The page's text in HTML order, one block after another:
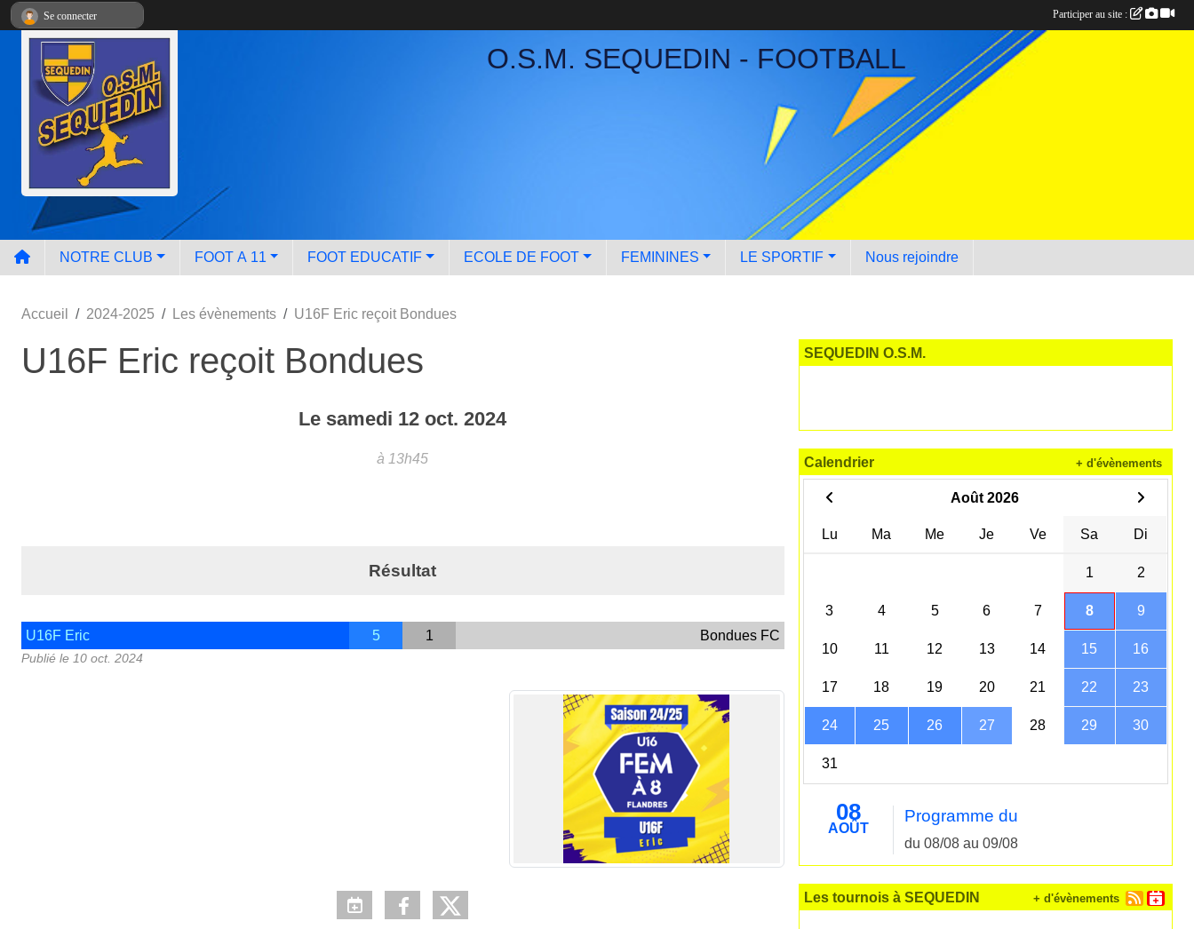
O.S.M. SEQUEDIN - FOOTBALL
NOTRE CLUB FOOT A 11 FOOT EDUCATIF ECOLE DE FOOT FEMININES LE SPORTIF Nous rejoindre
Accueil 2024-2025 Les évènements U16F Eric reçoit Bondues
U16F Eric reçoit Bondues
Le samedi 12 oct. 2024
à 13h45
Résultat
U16F Eric 5 1 Bondues FC
Publié le 10 oct. 2024
SEQUEDIN O.S.M.
Calendrier
Août 2026
Lu Ma Me Je Ve Sa Di
1 2
3 4 5 6 7 8 9
10 11 12 13 14 15 16
17 18 19 20 21 22 23
24 25 26 27 28 29 30
31
08
AOÛT
Programme du
du 08/08 au 09/08
+ d'évènements
Les tournois à SEQUEDIN + d'évènements
Se connecter Participer au site :
Panneau de gestion des cookies